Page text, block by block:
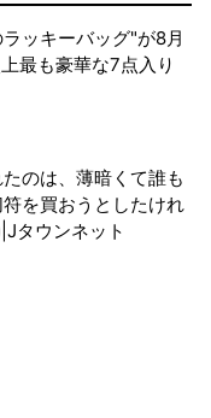
ッキーバッグ"が8月
最も豪華な7点入り
のは、薄暗くて誰も
を買おうとしたけれ
タウンネット